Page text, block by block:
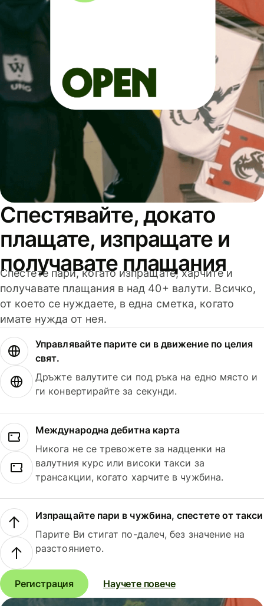
Спестявайте, докато
плащате, изпращате и
получавате плащания
Спестете пари, когато изпращате, харчите и
получавате плащания в над 40+ валути. Всичко,
от което се нуждаете, в една сметка, когато
имате нужда от нея.
Управлявайте парите си в движение по целия
свят.
Дръжте валутите си под ръка на едно място и
ги конвертирайте за секунди.
Международна дебитна карта
Никога не се тревожете за надценки на
валутния курс или високи такси за
трансакции, когато харчите в чужбина.
Изпращайте пари в чужбина, спестете от такси
Парите Ви стигат по-далеч, без значение на
разстоянието.
Регистрация Научете повече